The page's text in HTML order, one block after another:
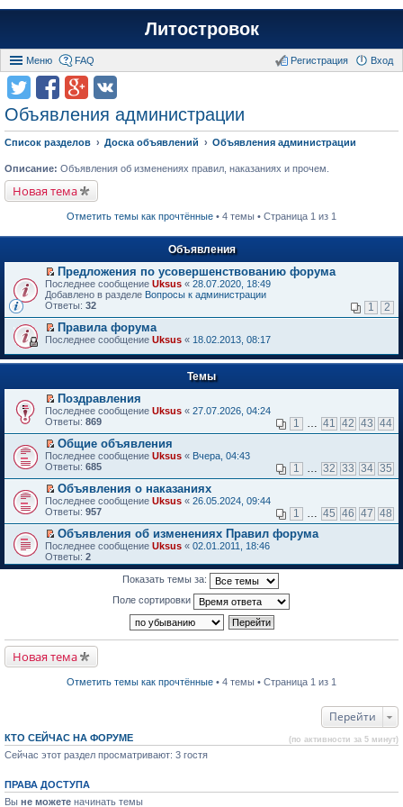
Литостровок
Меню FAQ Вход
Регистрация
Объявления администрации
Список разделов Доска объявлений Объявления администрации
Описание: Объявления об изменениях правил, наказаниях и прочем.
Новая тема
Отметить темы как прочтённые • 4 темы • Страница 1 из 1
Объявления
П
е
р
й
т
и
к
п
р
о
м
у
н
е
п
о
ч
и
т
а
н
н
о
м
щ
е
н
и
Предложения по усовершенствованию форума
Последнее сообщение Uksus « 28.07.2020, 18:49
Добавлено в разделе Вопросы к администрации
Ответы: 32 1 2
П
р
т
и
к
п
е
р
в
о
м
у
н
е
р
о
ч
и
у
с
о
ю
Правила форума
Последнее сообщение Uksus « 18.02.2013, 08:17
Темы
П
е
е
й
т
и
к
п
е
р
в
о
м
у
н
т
а
н
о
о
б
н
Поздравления
Последнее сообщение Uksus « 27.07.2026, 04:24
Ответы: 869 1 41 42 43 44
П
е
е
й
т
и
к
п
е
р
в
р
о
ч
о
м
у
о
б
Общие объявления
Последнее сообщение Uksus « Вчера, 04:43
Ответы: 685 1 32 33 34 35
П
е
е
й
т
и
м
у
н
е
т
а
н
о
м
у
Объявления о наказаниях
Последнее сообщение Uksus « 26.05.2024, 09:44
Ответы: 957 1 45 46 47 48
П
е
р
е
в
р
о
ч
т
а
н
Объявления об изменениях Правил форума
Последнее сообщение Uksus « 02.01.2011, 18:46
Ответы: 2
Показать темы за:
Поле сортировки
Новая тема
Отметить темы как прочтённые • 4 темы • Страница 1 из 1
Перейти
КТО СЕЙЧАС НА ФОРУМЕ (по активности за 5 минут)
Сейчас этот раздел просматривают: 3 гостя
ПРАВА ДОСТУПА
Вы не можете начинать темы